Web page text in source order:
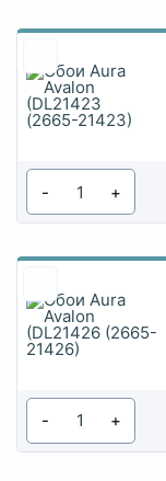
- +
- +